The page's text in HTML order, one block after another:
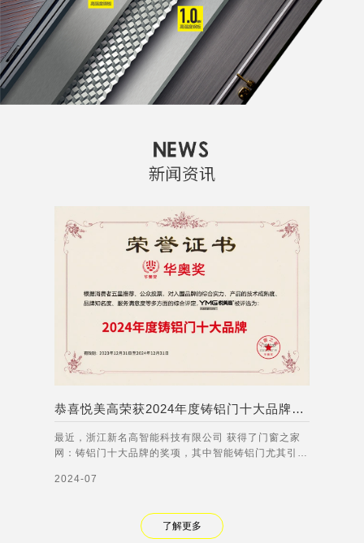
恭喜悦美高荣获2024年度铸铝门十大品牌称号！
最近，浙江新名高智能科技有限公司 获得了门窗之家
网：铸铝门十大品牌的奖项，其中智能铸铝门尤其引人
现人脸识别、语音交互、远程控制等功能。无论是在家
禁管理的安全性和便利性，满足不同客户的需
2024-07
了解更多